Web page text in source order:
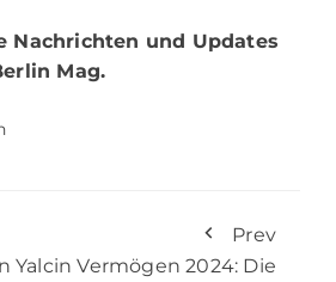
Nachrichten und Updates
Mag.
Prev
Yalcin Vermögen 2024: Die